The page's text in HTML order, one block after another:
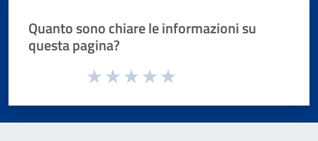
Quanto sono chiare le informazioni su
questa pagina?
Valuta da 1 a 5 stelle la pagina